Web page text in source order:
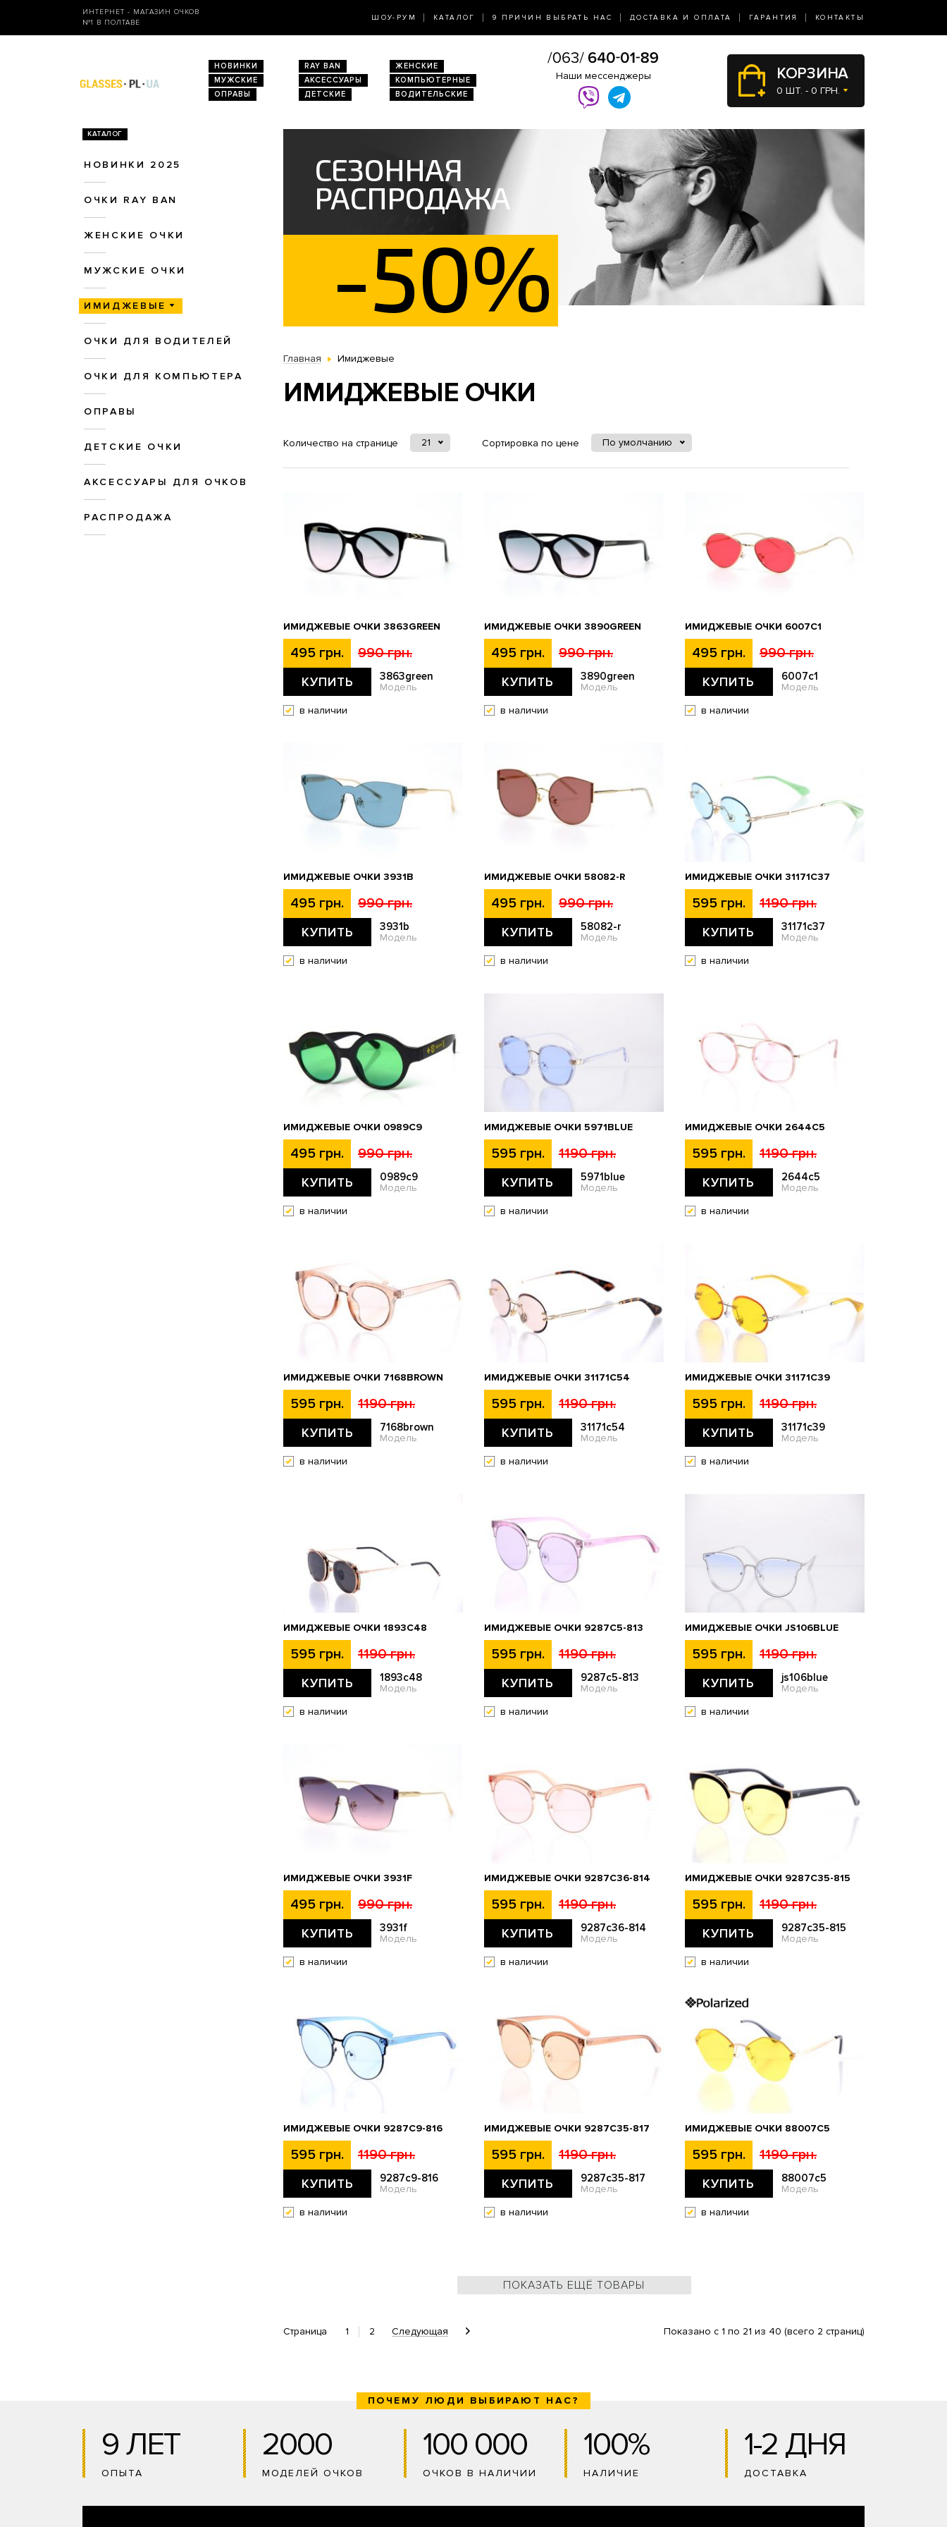
ИНТЕРНЕТ - МАГАЗИН ОЧКОВ
№1 В ПОЛТАВЕ
ШОУ-РУМ КАТАЛОГ 9 ПРИЧИН ВЫБРАТЬ НАС ДОСТАВКА И ОПЛАТА ГАРАНТИЯ КОНТАКТЫ
НОВИНКИ RAY BAN
ЖЕНСКИЕ
МУЖСКИЕ
АКСЕССУАРЫ
КОМПЬЮТЕРНЫЕ
ОПРАВЫ
ДЕТСКИЕ ВОДИТЕЛЬСКИЕ
Наши мессенджеры КОРЗИНА
0 ШТ. - 0 ГРН.
КАТАЛОГ
НОВИНКИ 2025
ОЧКИ RAY BAN
ЖЕНСКИЕ ОЧКИ
МУЖСКИЕ ОЧКИ
ИМИДЖЕВЫЕ
ОЧКИ ДЛЯ ВОДИТЕЛЕЙ
ОЧКИ ДЛЯ КОМПЬЮТЕРА
ОПРАВЫ
ДЕТСКИЕ ОЧКИ
АКСЕССУАРЫ ДЛЯ ОЧКОВ
РАСПРОДАЖА
СЕЗОННАЯ
РАСПРОДАЖА
-50%
Главная Имиджевые
ИМИДЖЕВЫЕ ОЧКИ
Количество на странице 21 Сортировка по цене По умолчанию
ИМИДЖЕВЫЕ ОЧКИ 3863GREEN
495 грн. 990 грн.
КУПИТЬ 3863green
Модель
в наличии
ИМИДЖЕВЫЕ ОЧКИ 3890GREEN
495 грн. 990 грн.
КУПИТЬ 3890green
Модель
в наличии
ИМИДЖЕВЫЕ ОЧКИ 6007C1
495 грн. 990 грн.
КУПИТЬ 6007c1
Модель
в наличии
ИМИДЖЕВЫЕ ОЧКИ 3931B
495 грн. 990 грн.
КУПИТЬ 3931b
Модель
в наличии
ИМИДЖЕВЫЕ ОЧКИ 58082-R
495 грн. 990 грн.
КУПИТЬ 58082-r
Модель
в наличии
ИМИДЖЕВЫЕ ОЧКИ 31171C37
595 грн. 1190 грн.
КУПИТЬ 31171c37
Модель
в наличии
ИМИДЖЕВЫЕ ОЧКИ 0989C9
495 грн. 990 грн.
КУПИТЬ 0989c9
Модель
в наличии
ИМИДЖЕВЫЕ ОЧКИ 5971BLUE
595 грн. 1190 грн.
КУПИТЬ 5971blue
Модель
в наличии
ИМИДЖЕВЫЕ ОЧКИ 2644C5
595 грн. 1190 грн.
КУПИТЬ 2644c5
Модель
в наличии
ИМИДЖЕВЫЕ ОЧКИ 7168BROWN
595 грн. 1190 грн.
КУПИТЬ 7168brown
Модель
в наличии
ИМИДЖЕВЫЕ ОЧКИ 31171C54
595 грн. 1190 грн.
КУПИТЬ 31171c54
Модель
в наличии
ИМИДЖЕВЫЕ ОЧКИ 31171C39
595 грн. 1190 грн.
КУПИТЬ 31171c39
Модель
в наличии
ИМИДЖЕВЫЕ ОЧКИ 1893C48
595 грн. 1190 грн.
КУПИТЬ 1893c48
Модель
в наличии
ИМИДЖЕВЫЕ ОЧКИ 9287C5-813
595 грн. 1190 грн.
КУПИТЬ 9287c5-813
Модель
в наличии
ИМИДЖЕВЫЕ ОЧКИ JS106BLUE
595 грн. 1190 грн.
КУПИТЬ js106blue
Модель
в наличии
ИМИДЖЕВЫЕ ОЧКИ 3931F
495 грн. 990 грн.
КУПИТЬ 3931f
Модель
в наличии
ИМИДЖЕВЫЕ ОЧКИ 9287C36-814
595 грн. 1190 грн.
КУПИТЬ 9287c36-814
Модель
в наличии
ИМИДЖЕВЫЕ ОЧКИ 9287C35-815
595 грн. 1190 грн.
КУПИТЬ 9287c35-815
Модель
в наличии
ИМИДЖЕВЫЕ ОЧКИ 9287C9-816
595 грн. 1190 грн.
КУПИТЬ 9287c9-816
Модель
в наличии
ИМИДЖЕВЫЕ ОЧКИ 9287C35-817
595 грн. 1190 грн.
КУПИТЬ 9287c35-817
Модель
в наличии
ИМИДЖЕВЫЕ ОЧКИ 88007C5
595 грн. 1190 грн.
КУПИТЬ 88007c5
Модель
в наличии
ПОКАЗАТЬ ЕЩЁ ТОВАРЫ
Страница 1 2 Следующая Показано с 1 по 21 из 40 (всего 2 страниц)
ПОЧЕМУ ЛЮДИ ВЫБИРАЮТ НАС?
9 ЛЕТ
ОПЫТА
2000
МОДЕЛЕЙ ОЧКОВ
100 000
ОЧКОВ В НАЛИЧИИ
100%
НАЛИЧИЕ
1-2 ДНЯ
ДОСТАВКА